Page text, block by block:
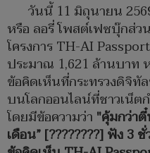
วันนี้ 11 มิถุนายน
หรือ ลอรี่ โพสต์เฟซบุ๊กส่ว
โครงการTH-AI
ประมาณ 1,621 ล้านบาท
ข้อคิดเห็นที่กระทรวงดิจิทั
บนโลกออนไลน์ที่ชาวเน็ต
โดยมีข้อความว่า "คุ้มกว่า
เดือน” [????????] ฟัง 3